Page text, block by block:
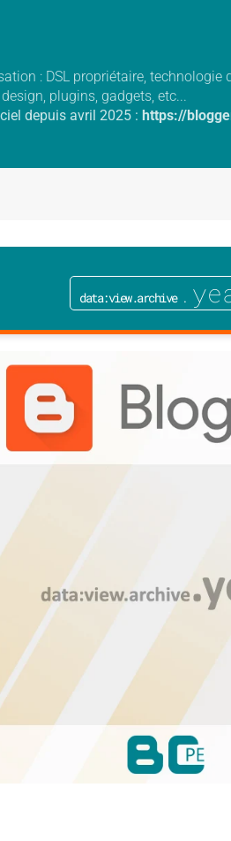
: DSL propriétaire,
plugins, gadgets, etc...
depuis avril 2025 : https://
data:view.archive